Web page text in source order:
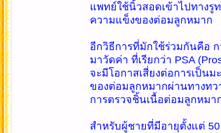
แพทย์ใช้นิ้วสอดเข้าไปทาง
ความแข็งของต่อมลูกหมาก
อีกวิธีการที่มักใช้ร่วมกันคือ ก
มาวัดค่า ที่เรียกว่า PSA
จะมีโอกาสเสี่ยงต่อการเป็น
ของต่อมลูกหมากผ่านทางทว
การตรวจชิ้นเนื้อต่อมลูกหม
สำหรับผู้ชายที่มีอายุตั้งแต่